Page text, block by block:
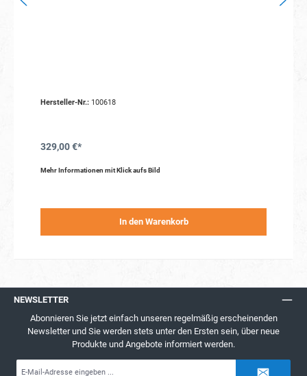
Hersteller-Nr.:100618
329,00 €*
Mehr Informationen mit Klick aufs Bild
In den Warenkorb
NEWSLETTER
Abonnieren Sie jetzt einfach unseren regelmäßig erscheinenden
Newsletter und Sie werden stets unter den Ersten sein, über neue
Produkte und Angebote informiert werden.